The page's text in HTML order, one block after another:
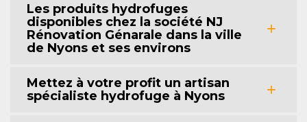
Les produits hydrofuges
disponibles chez la société NJ
Rénovation Génarale dans la ville
de Nyons et ses environs
Mettez à votre profit un artisan
spécialiste hydrofuge à Nyons